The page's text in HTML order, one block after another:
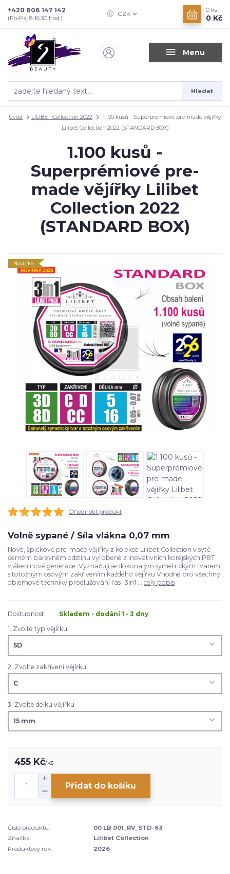
Menu
CZK
Hledat
+420 606 147 142
(Po-Pá, 8-16.30 hod.)
0 ks
0 Kč
Úvod LILIBET Collection 2022
1.100 kusů - Superprémiové pre-made vějířky
Lilibet Collection 2022 (STANDARD BOX)
1.100 kusů -
Superprémiové pre-
made vějířky Lilibet
Collection 2022
(STANDARD BOX)
Novinka
Ohodnotit produkt
Volně sypané / Síla vlákna 0,07 mm
Nové, špičkově pre-made vějířky z kolekce Lilibet Collection v sytě
černém barevném odstínu vyrobené z inovativních korejských PBT
vláken nové generace. Vyznačují se dokonalým symetrickým tvarem
s totožným osovým zakřivením každého vějířku Vhodné pro všechny
objemové techniky prodlužování řas "3in1 ... celý popis
Dostupnost
Skladem - dodání 1 - 3 dny
1. Zvolte typ vějířku
2. Zvolte zakřivení vějířku
3. Zvolte délku vějířku
455 Kč/ks
Přidat do košíku
Číslo produktu:
00 LB 001_RV_STD-63
Značka:
Lilibet Collection
Produktový rok:
2026